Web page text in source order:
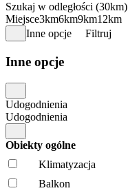
Szukaj w odległości (30km)
Miejsce3km6km9km12km
Inne opcje
Filtruj
Inne opcje
Udogodnienia
Udogodnienia
Obiekty ogólne
Klimatyzacja
Balkon